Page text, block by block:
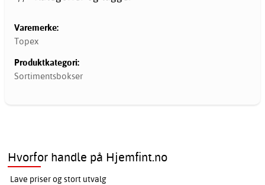
Varemerke:
Topex
Produktkategori:
Sortimentsbokser
Hvorfor handle på Hjemfint.no
Lave priser og stort utvalg